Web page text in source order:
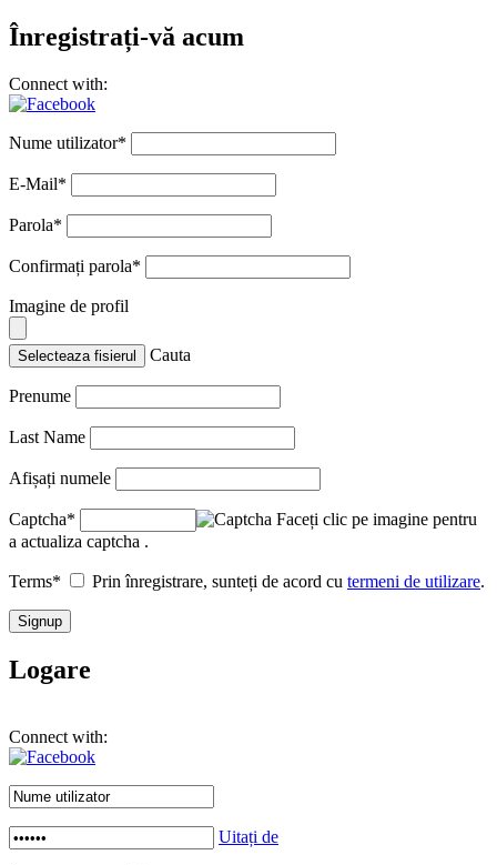
Înregistrați-vă acum
Connect with:
Nume utilizator*
E-Mail*
Parola*
Confirmați parola*
Imagine de profil
Selecteaza fisierul Cauta
Prenume
Last Name
Afișați numele
Captcha*
Faceți clic pe imagine pentru
a actualiza captcha .
Terms* Prin înregistrare, sunteți de acord cu termeni de utilizare.
Logare
Connect with:
Uitați de